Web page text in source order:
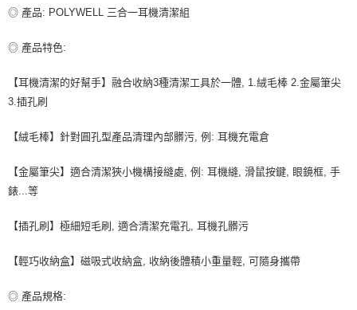
7-11取貨付款
每筆NT$80，滿NT$599(含以上)免運費
每筆NT$100，滿NT$599(含以上)免運費
◎ 產品: POLYWELL 三合一耳機清潔組
◎ 產品特色:
【耳機清潔的好幫手】融合收納3種清潔工具於一體, 1.絨毛棒 2.金屬筆尖
3.插孔刷
【絨毛棒】針對圓孔型產品清理內部髒污, 例: 耳機充電倉
【金屬筆尖】適合清潔狹小機構接縫處, 例: 耳機縫, 滑鼠按鍵, 眼鏡框, 手
錶...等
【插孔刷】極細短毛刷, 適合清潔充電孔, 耳機孔髒污
【輕巧收納盒】磁吸式收納盒, 收納後體積小重量輕, 可隨身攜帶
◎ 產品規格: